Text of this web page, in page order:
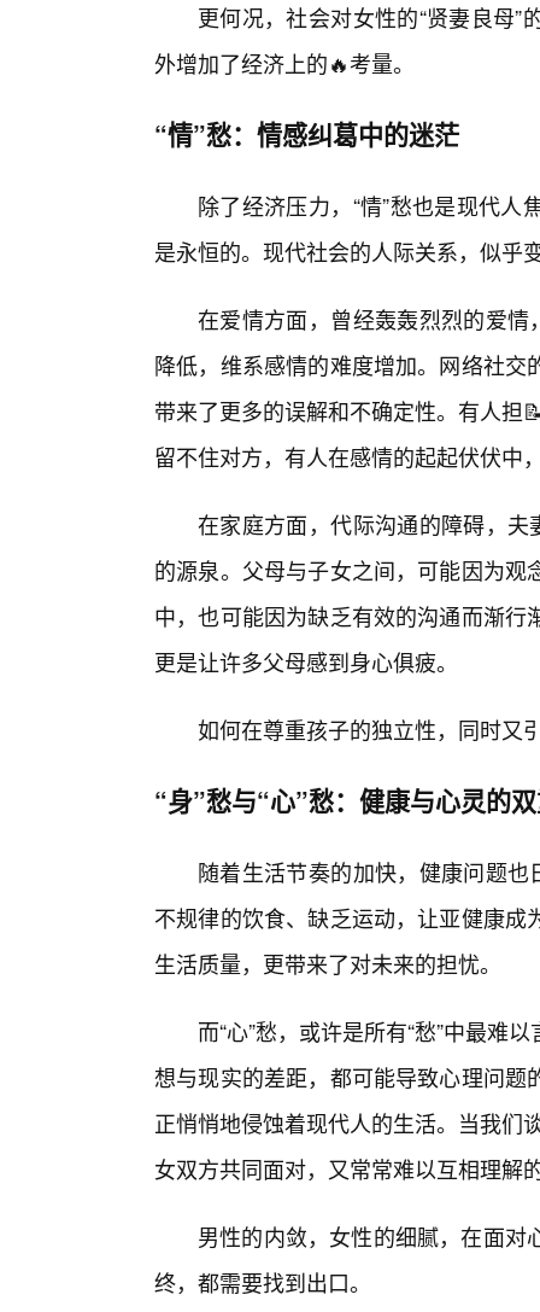
更何况，社会对女性的“贤妻良母
外增加了经济上的🔥考量。
“情”愁：情感纠葛中的迷茫
除了经济压力，“情”愁也是现代
是永恒的。现代社会的人际关系，似乎
在爱情方面，曾经轰轰烈烈的爱情
降低，维系感情的难度增加。网络社
带来了更多的误解和不确定性。有人担
留不住对方，有人在感情的起起伏伏中
在家庭方面，代际沟通的障碍，夫
的源泉。父母与子女之间，可能因为
中，也可能因为缺乏有效的沟通而渐
更是让许多父母感到身心俱疲。
如何在尊重孩子的独立性，同时又
“身”愁与“心”愁：健康与心灵的
随着生活节奏的加快，健康问题也
不规律的饮食、缺乏运动，让亚健康
生活质量，更带来了对未来的担忧。
而“心”愁，或许是所有“愁”中最难
想与现实的差距，都可能导致心理问
正悄悄地侵蚀着现代人的生活。当我们
女双方共同面对，又常常难以互相理解
男性的内敛，女性的细腻，在面
终，都需要找到出口。